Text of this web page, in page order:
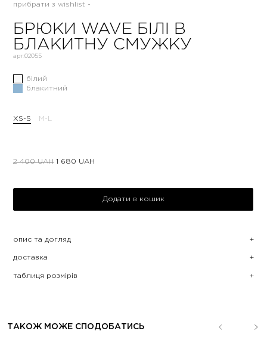
прибрати з wishlist -
БРЮКИ WAVE БІЛІ В
БЛАКИТНУ СМУЖКУ
арт:02055
білий
блакитний
XS-S M-L
2 400UAH 1 680 UAH
Додати в кошик
опис та догляд
доставка
таблиця розмірів
ТАКОЖ МОЖЕ СПОДОБАТИСЬ